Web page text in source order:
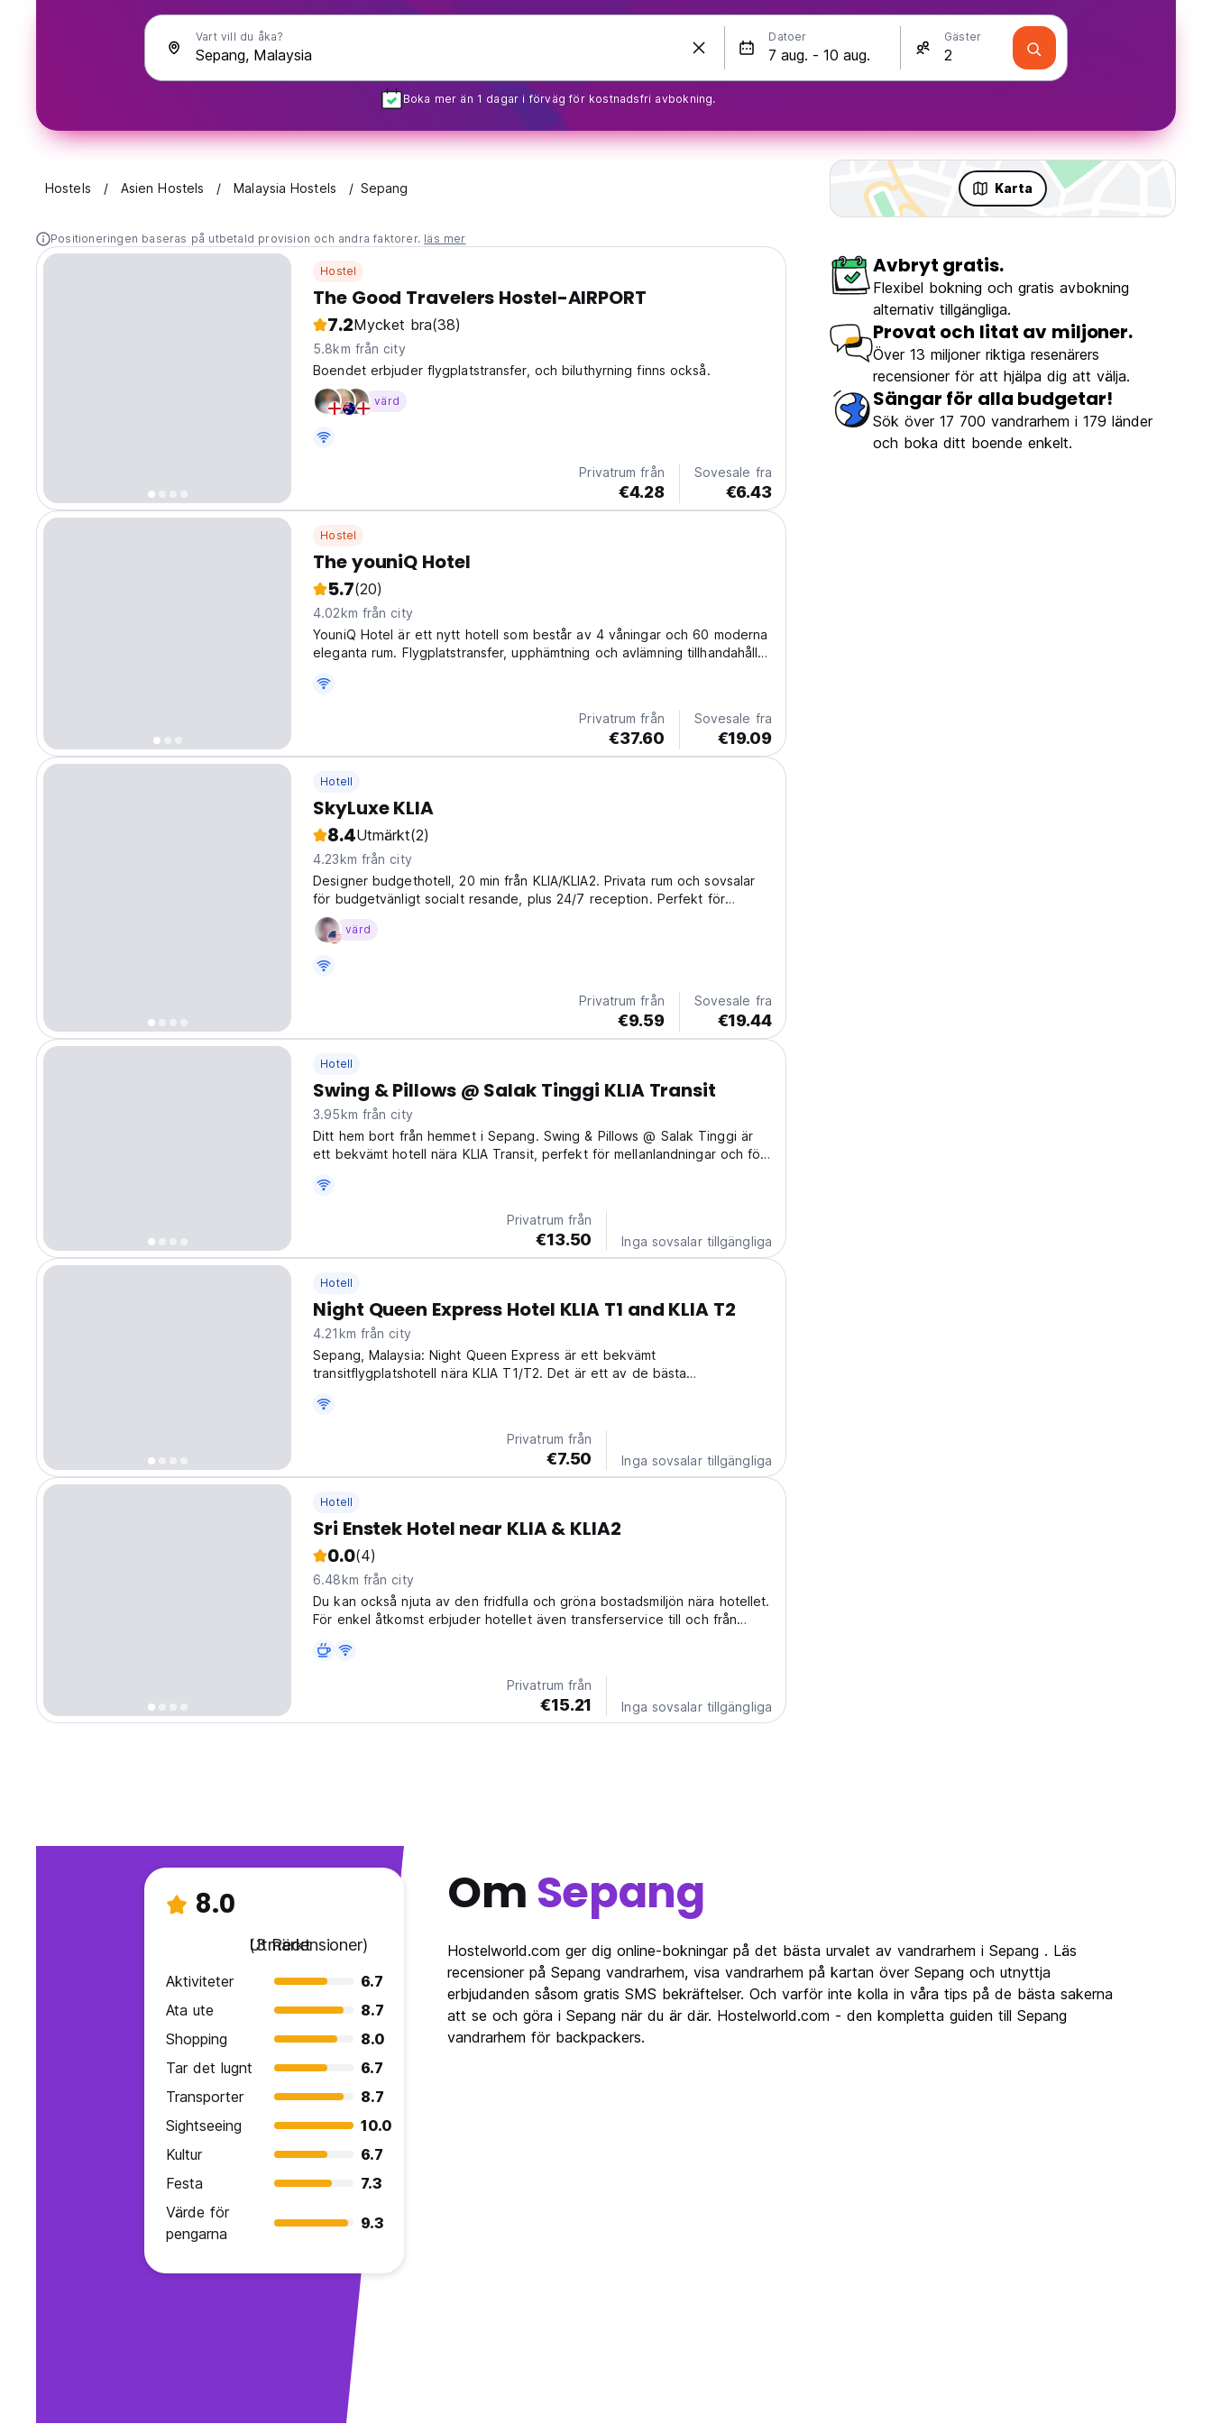
Vart vill du åka? Datoer Gäster
Boka mer än 1 dagar i förväg för kostnadsfri avbokning.
Hostels Asien Hostels Malaysia Hostels Sepang Karta
Positioneringen baseras på utbetald provision och andra faktorer. läs mer
Hostel
The Good Travelers Hostel-AIRPORT
7.2Mycket bra(38)
5.8km från city
Boendet erbjuder flygplatstransfer, och biluthyrning finns också.
värd
Privatrum från
€4.28
Sovesale fra
€6.43
Hostel
The youniQ Hotel
5.7(20)
4.02km från city
YouniQ Hotel är ett nytt hotell som består av 4 våningar och 60 moderna
eleganta rum. Flygplatstransfer, upphämtning och avlämning tillhandahålls
Privatrum från
€37.60
Sovesale fra
€19.09
Hotell
SkyLuxe KLIA
8.4Utmärkt(2)
4.23km från city
Designer budgethotell, 20 min från KLIA/KLIA2. Privata rum och sovsalar
för budgetvänligt socialt resande, plus 24/7 reception. Perfekt för
backpackers på resa. (Auto-translated from original language)
värd
Privatrum från
€9.59
Sovesale fra
€19.44
Hotell
Swing & Pillows @ Salak Tinggi KLIA Transit
3.95km från city
Ditt hem bort från hemmet i Sepang. Swing & Pillows @ Salak Tinggi är
ett bekvämt hotell nära KLIA Transit, perfekt för mellanlandningar och för
language)
Privatrum från
€13.50 Inga sovsalar tillgängliga
Hotell
Night Queen Express Hotel KLIA T1 and KLIA T2
4.21km från city
Sepang, Malaysia: Night Queen Express är ett bekvämt
transitflygplatshotell nära KLIA T1/T2. Det är ett av de bästa
translated from original language)
Privatrum från
€7.50 Inga sovsalar tillgängliga
Hotell
Sri Enstek Hotel near KLIA & KLIA2
0.0(4)
6.48km från city
Du kan också njuta av den fridfulla och gröna bostadsmiljön nära hotellet.
För enkel åtkomst erbjuder hotellet även transferservice till och från
Privatrum från
€15.21 Inga sovsalar tillgängliga
Avbryt gratis.
Flexibel bokning och gratis avbokning
alternativ tillgängliga.
Provat och litat av miljoner.
Över 13 miljoner riktiga resenärers
recensioner för att hjälpa dig att välja.
Sängar för alla budgetar!
Sök över 17 700 vandrarhem i 179 länder
och boka ditt boende enkelt.
8.0
Utmärkt
(3 Recensioner)
Aktiviteter
6.7
Ata ute
8.7
Shopping
8.0
Tar det lugnt
6.7
Transporter
8.7
Sightseeing
10.0
Kultur
6.7
Festa
7.3
Värde för
pengarna
9.3
Om Sepang
Hostelworld.com ger dig online-bokningar på det bästa urvalet av vandrarhem i Sepang . Läs
recensioner på Sepang vandrarhem, visa vandrarhem på kartan över Sepang och utnyttja
erbjudanden såsom gratis SMS bekräftelser. Och varför inte kolla in våra tips på de bästa sakerna
att se och göra i Sepang när du är där. Hostelworld.com - den kompletta guiden till Sepang
vandrarhem för backpackers.